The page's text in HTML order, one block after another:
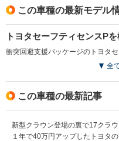
この車種の最新モデル
トヨタセーフティセンスP
全
この車種の最新記事
新型クラウン登場の裏で17クラ
１年で40万円アップしたトヨタ